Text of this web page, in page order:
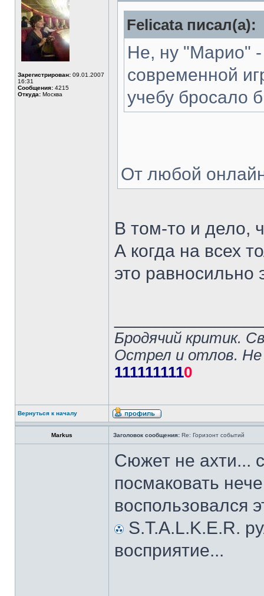
Зарегистрирован: 09.01.2007
16:31
Сообщения: 4215
Откуда: Москва
Felicata писал(а):
Не, ну "Марио" -
современной
учебу бросало
От любой
В том-то и дело,
А когда на всех
это равносильно
Бродячий критик.
Острел и отлов. Не
1111111110
Вернуться к началу
Markus Заголовок сообщения: Re: Горизонт событий
Сюжет не ахти...
посмаковать
воспользовался
S.T.A.L.K.E.R.
восприятие...